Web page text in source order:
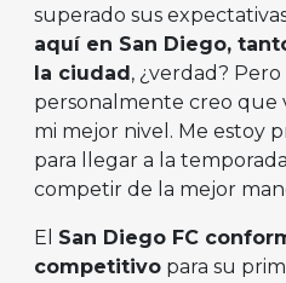
superado sus
aquí en San Diego,
la ciudad , ¿verdad?
personalmente creo que
mi mejor nivel. Me estoy
para llegar a la
competir de la mejor
El San Diego FC
competitivo para su